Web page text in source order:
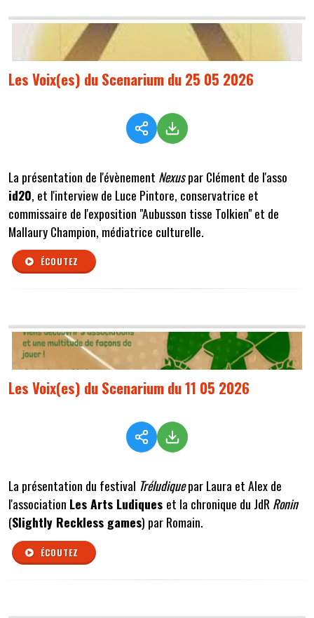
Les Voix(es) du Scenarium du 25 05 2026
La présentation de l'évènement Nexuspar Clément de l'asso
id20, et l'interview de Luce Pintore, conservatrice et
commissaire de l'exposition "Aubusson tisse Tolkien" et de
Mallaury Champion, médiatrice culturelle.
ÉCOUTEZ
Les Voix(es) du Scenarium du 11 05 2026
La présentation du festival Tréludiquepar Laura et Alex de
l'association Les Arts Ludiques et la chronique du JdRRonin
(Slightly Reckless games) par Romain.
ÉCOUTEZ